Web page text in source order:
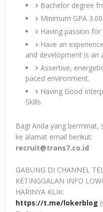
Bachelor degree
Minimum GPA 3.00
Having passion
Have an
and development is an
Assertive,
paced environment.
Having Good
Skills
Bagi Anda yang berminat,
ke alamat email berikut:
recruit@trans7.co.id
GABUNG DI CHANNEL
KETINGGALAN INFO
HARINYA KLIK:
https://t.me/lokerblog